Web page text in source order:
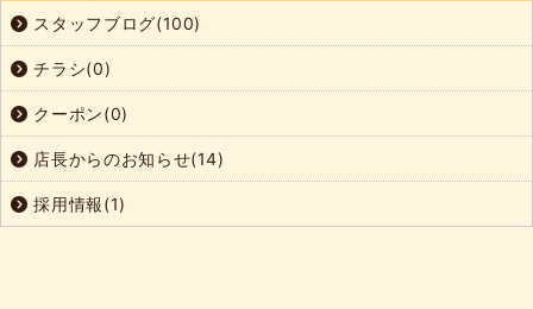
スタッフブログ(100)
チラシ(0)
クーポン(0)
店長からのお知らせ(14)
採用情報(1)